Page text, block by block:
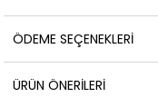
ÖDEME SEÇENEKLERI
ÜRÜN ÖNERILERI